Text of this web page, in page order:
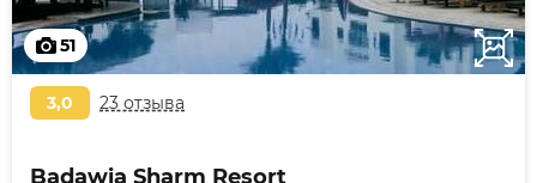
51
3,0 23 отзыва
Badawia Sharm Resort